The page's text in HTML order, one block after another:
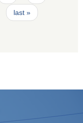
last »